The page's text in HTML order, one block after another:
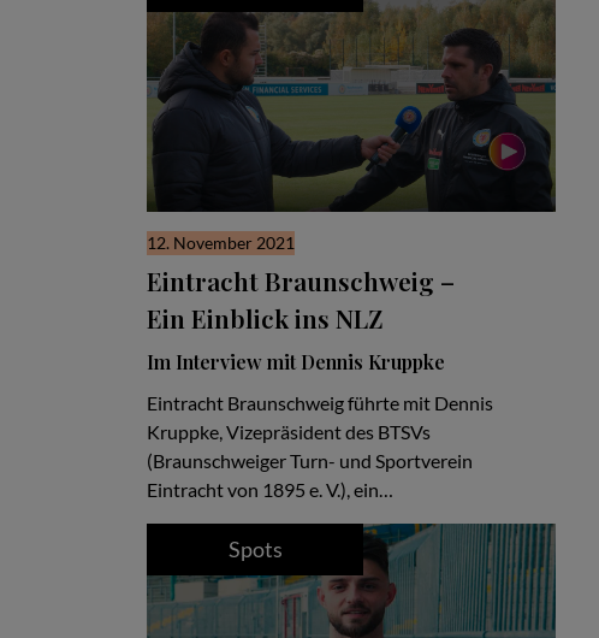
12. November 2021
Eintracht Braunschweig –
Ein Einblick ins NLZ
Im Interview mit Dennis Kruppke
Eintracht Braunschweig führte mit Dennis
Kruppke, Vizepräsident des BTSVs
(Braunschweiger Turn- und Sportverein
Eintracht von 1895 e. V.), ein…
Spots